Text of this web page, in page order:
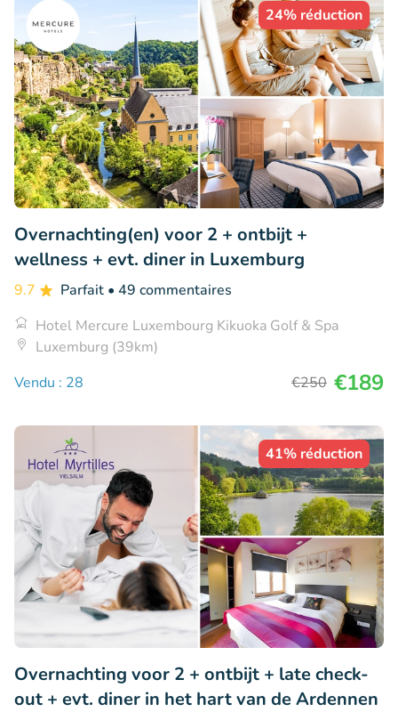
24% réduction
Overnachting(en) voor 2 + ontbijt +
wellness + evt. diner in Luxemburg
9.7 Parfait • 49 commentaires
Hotel Mercure Luxembourg Kikuoka Golf & Spa
Luxemburg (39km)
Vendu : 28
€250 €189
41% réduction
Overnachting voor 2 + ontbijt + late check-
out + evt. diner in het hart van de Ardennen